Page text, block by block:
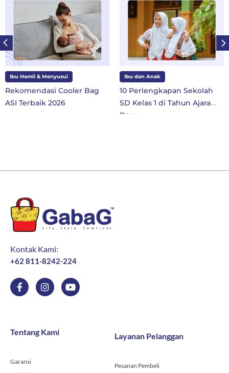
Ibu Hamil & Menyusui
Rekomendasi Cooler Bag
ASI Terbaik 2026
Ibu dan Anak
10 Perlengkapan Sekolah
SD Kelas 1 di Tahun Ajaran
Baru
Kontak Kami:
+62 811-8242-224
F
a
o
o
f
I
n
g
r
Y
o
Tentang Kami
Garansi
Layanan Pelanggan
Pesanan Pembeli